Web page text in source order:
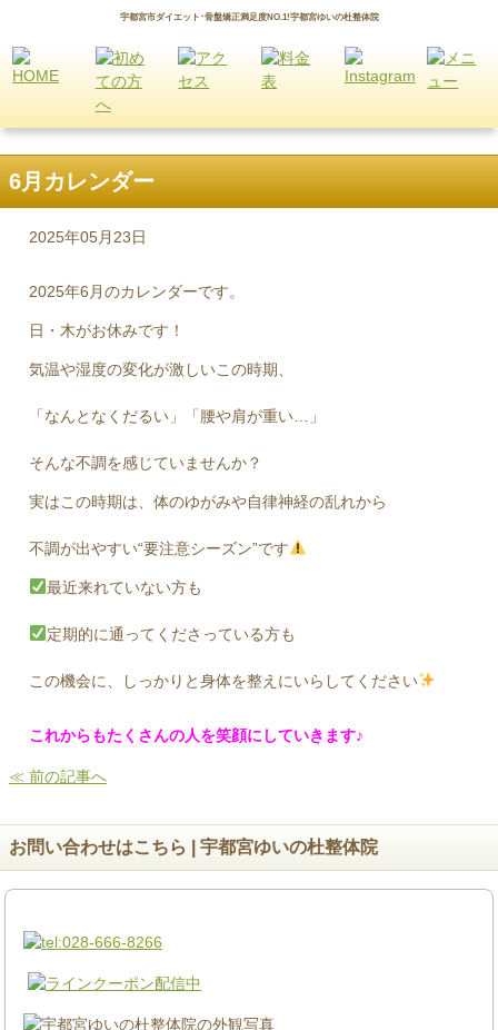
宇都宮市ダイエット･骨盤矯正満足度NO.1!宇都宮ゆいの杜整体院
6月カレンダー
2025年05月23日
2025年6月のカレンダーです。
日・木がお休みです！
気温や湿度の変化が激しいこの時期、
「なんとなくだるい」「腰や肩が重い…」
そんな不調を感じていませんか？
実はこの時期は、体のゆがみや自律神経の乱れから
不調が出やすい“要注意シーズン”です
最近来れていない方も
定期的に通ってくださっている方も
この機会に、しっかりと身体を整えにいらしてください
これからもたくさんの人を笑顔にしていきます♪
≪ 前の記事へ
お問い合わせはこちら | 宇都宮ゆいの杜整体院